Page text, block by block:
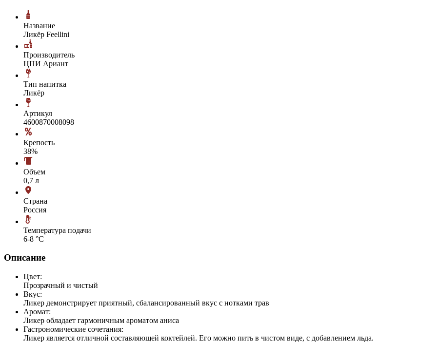
Название
Ликёр Feellini
Производитель
ЦПИ Ариант
Тип напитка
Ликёр
Артикул
4600870008098
Крепость
38%
Объем
0,7 л
Страна
Россия
Температура подачи
6-8 °С
Описание
Цвет:
Прозрачный и чистый
Вкус:
Ликер демонстрирует приятный, сбалансированный вкус с нотками трав
Аромат:
Ликер обладает гармоничным ароматом аниса
Гастрономические сочетания:
Ликер является отличной составляющей коктейлей. Его можно пить в чистом виде, с добавлением льда.